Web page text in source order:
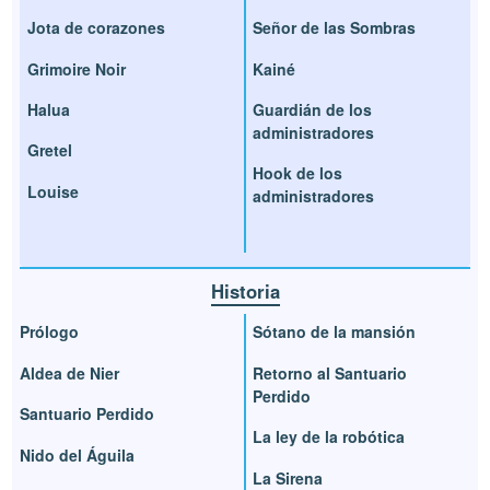
Jota de corazones
Grimoire Noir
Halua
Gretel
Louise
Señor de las Sombras
Kainé
Guardián de los
administradores
Hook de los
administradores
Historia
Prólogo
Aldea de Nier
Santuario Perdido
Nido del Águila
Sótano de la mansión
Retorno al Santuario
Perdido
La ley de la robótica
La Sirena